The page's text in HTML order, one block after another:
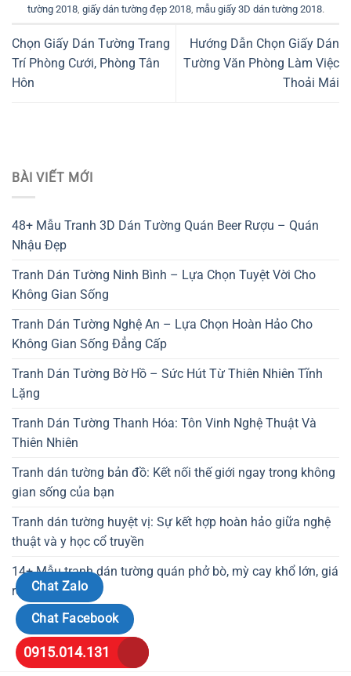
tường 2018, giấy dán tường đẹp 2018, mẫu giấy 3D dán tường 2018.
Chọn Giấy Dán Tường Trang
Trí Phòng Cưới, Phòng Tân
Hôn
Hướng Dẫn Chọn Giấy Dán
Tường Văn Phòng Làm Việc
Thoải Mái
BÀI VIẾT MỚI
48+ Mẫu Tranh 3D Dán Tường Quán Beer Rượu – Quán
Nhậu Đẹp
Tranh Dán Tường Ninh Bình – Lựa Chọn Tuyệt Vời Cho
Không Gian Sống
Tranh Dán Tường Nghệ An – Lựa Chọn Hoàn Hảo Cho
Không Gian Sống Đẳng Cấp
Tranh Dán Tường Bờ Hồ – Sức Hút Từ Thiên Nhiên Tĩnh
Lặng
Tranh Dán Tường Thanh Hóa: Tôn Vinh Nghệ Thuật Và
Thiên Nhiên
Tranh dán tường bản đồ: Kết nối thế giới ngay trong không
gian sống của bạn
Tranh dán tường huyệt vị: Sự kết hợp hoàn hảo giữa nghệ
thuật và y học cổ truyền
14+ Mẫu tranh dán tường quán phở bò, mỳ cay khổ lớn, giá
rẻ, keo tặng kèm
Chat Zalo
Chat Facebook
0915.014.131